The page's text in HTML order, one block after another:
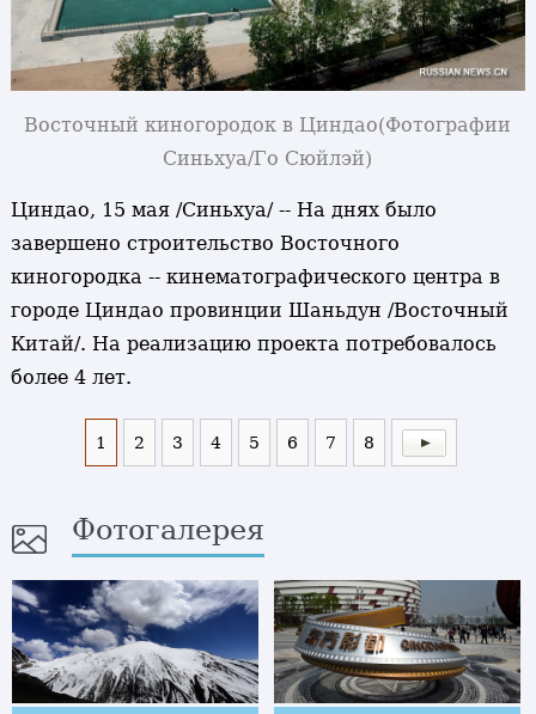
Восточный киногородок в Циндао(Фотографии
Синьхуа/Го Сюйлэй)
Циндао, 15 мая /Синьхуа/ -- На днях было
завершено строительство Восточного
киногородка -- кинематографического центра в
городе Циндао провинции Шаньдун /Восточный
Китай/. На реализацию проекта потребовалось
более 4 лет.
1 2 3 4 5 6 7 8
Фотогалерея